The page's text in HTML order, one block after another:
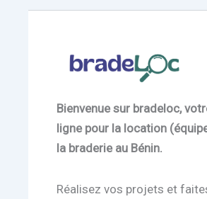
Bienvenue sur bradeloc,
ligne pour la location
la braderie au Bénin.
Réalisez vos projets et